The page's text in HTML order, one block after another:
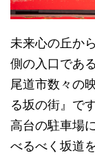
未来心の丘か
側の入口であ
尾道市数々の
る坂の街』です
高台の駐車場
べるべく坂道